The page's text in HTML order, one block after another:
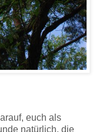
euch als
natürlich, die